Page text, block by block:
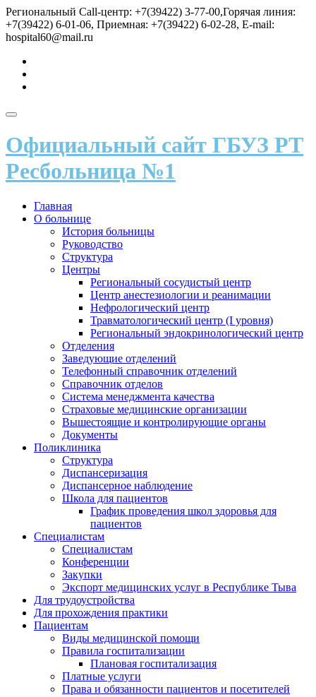
Перейти
к
содержимому
Региональный Call-центр: +7(39422) 3-77-00,Горячая линия:
+7(39422) 6-01-06, Приемная: +7(39422) 6-02-28, E-mail:
hospital60@mail.ru
Показать/
навигацию
Официальный сайт ГБУЗ РТ
Ресбольница №1
Главная
О больнице
История больницы
Руководство
Структура
Центры
Региональный сосудистый центр
Центр анестезиологии и реанимации
Нефрологический центр
Травматологический центр (I уровня)
Региональный эндокринологический центр
Отделения
Заведующие отделений
Телефонный справочник отделений
Справочник отделов
Система менеджмента качества
Страховые медицинские организации
Вышестоящие и контролирующие органы
Документы
Поликлиника
Структура
Диспансеризация
Диспансерное наблюдение
Школа для пациентов
График проведения школ здоровья для
пациентов
Специалистам
Специалистам
Конференции
Закупки
Экспорт медицинских услуг в Республике Тыва
Для трудоустройства
Для прохождения практики
Пациентам
Виды медицинской помощи
Правила госпитализации
Плановая госпитализация
Платные услуги
Права и обязанности пациентов и посетителей